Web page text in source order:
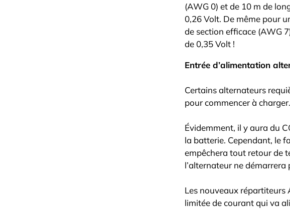
(AWG 0) et de 10 m de
0,26 Volt. De même pour
de section efficace (AWG
de 0,35 Volt !
Entrée d’alimentation
Certains alternateurs
pour commencer à charger.
Évidemment, il y aura du
la batterie. Cependant, le
empêchera tout retour de
l’alternateur ne démarrera
Les nouveaux répartiteurs
limitée de courant qui va